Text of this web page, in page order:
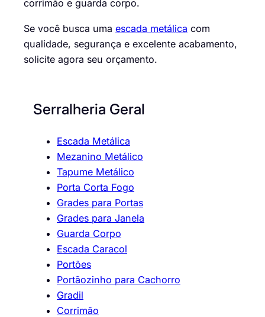
corrimão e guarda corpo.
Se você busca uma escada metálica com
qualidade, segurança e excelente acabamento,
solicite agora seu orçamento.
Serralheria Geral
Escada Metálica
Mezanino Metálico
Tapume Metálico
Porta Corta Fogo
Grades para Portas
Grades para Janela
Guarda Corpo
Escada Caracol
Portões
Portãozinho para Cachorro
Gradil
Corrimão